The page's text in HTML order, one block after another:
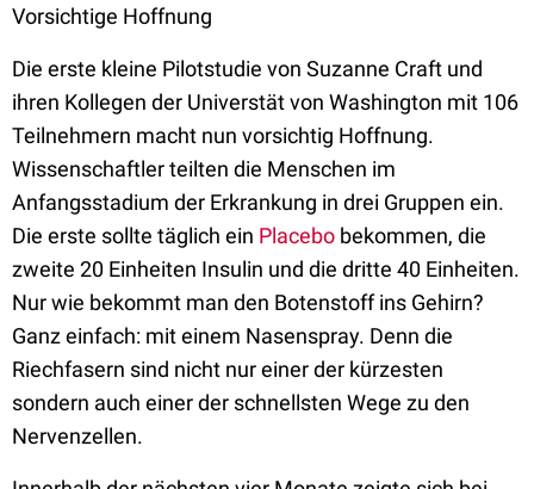
Vorsichtige Hoffnung
Die erste kleine Pilotstudie von Suzanne Craft und
ihren Kollegen der Universtät von Washington mit 106
Teilnehmern macht nun vorsichtig Hoffnung.
Wissenschaftler teilten die Menschen im
Anfangsstadium der Erkrankung in drei Gruppen ein.
Die erste sollte täglich ein Placebo bekommen, die
zweite 20 Einheiten Insulin und die dritte 40 Einheiten.
Nur wie bekommt man den Botenstoff ins Gehirn?
Ganz einfach: mit einem Nasenspray. Denn die
Riechfasern sind nicht nur einer der kürzesten
sondern auch einer der schnellsten Wege zu den
Nervenzellen.